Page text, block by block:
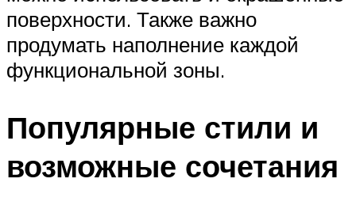
поверхности. Также важно
продумать наполнение каждой
функциональной зоны.
Популярные стили и
возможные сочетания